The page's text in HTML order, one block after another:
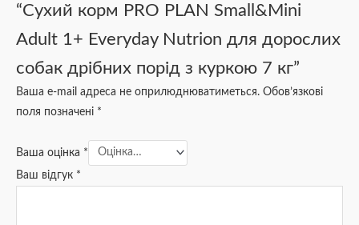
“Сухий корм PRO PLAN Small&Mini
Adult 1+ Everyday Nutrion для дорослих
собак дрібних порід з куркою 7 кг”
Ваша e-mail адреса не оприлюднюватиметься. Обов’язкові
поля позначені *
Ваша оцінка *
Ваш відгук *